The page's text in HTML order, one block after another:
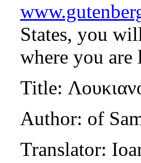
States, you
where you are
Title:
Author: of
Translator: